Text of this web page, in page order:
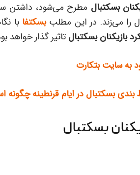
بسکتبال مطرح می‌شود، داشتن
را می‌زند. در این مطلببسکتفا با
بازیکنان بسکتبال تاثیر گذار خواهد
به سایت بتکارت
بسکتبال در ایام قرنطینه چگونه
بسکتبال